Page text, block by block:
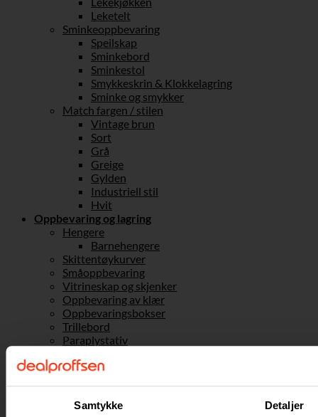
Samtykke Detaljer
Leketelt
Sminkeoppbevaring
Speilskap
Sminkebord
Sminkestol
Smykkeskrin & Klokkelagring
Sminke og smykker
Match fargen / stilen
Vintage brun
Sort
Grå
Greige
Gylden
Industriell stil
Hvit
Oppbevaring og lagring
Hengere
Barnehengere
Skittentøykurver
Småoppbevaring
Vitrineskap og skjenker
Oppbevaring av klær
Oppbevaringsbokser
Trillebord
Paraplystativ
Klær holdning
Benk